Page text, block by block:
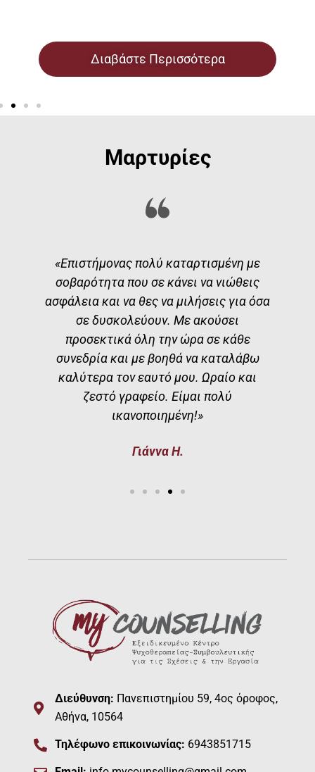
Διαβάστε Περισσότερα
Μαρτυρίες
«Επιστήμονας πολύ καταρτισμένη με
σοβαρότητα που σε κάνει να νιώθεις
ασφάλεια και να θες να μιλήσεις για όσα
σε δυσκολεύουν. Με ακούσει
προσεκτικά όλη την ώρα σε κάθε
συνεδρία και με βοηθά να καταλάβω
καλύτερα τον εαυτό μου. Ωραίο και
ζεστό γραφείο. Είμαι πολύ
ικανοποιημένη!»
Γιάννα Η.
Διεύθυνση: Πανεπιστημίου 59, 4ος όροφος,
Αθήνα, 10564
Τηλέφωνο επικοινωνίας: 6943851715